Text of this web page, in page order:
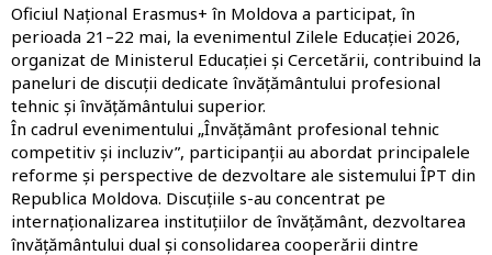
Oficiul Național Erasmus+ în Moldova a participat, în
perioada 21–22 mai, la evenimentul Zilele Educației 2026,
organizat de Ministerul Educației și Cercetării, contribuind la
paneluri de discuții dedicate învățământului profesional
tehnic și învățământului superior.
În cadrul evenimentului „Învățământ profesional tehnic
competitiv și incluziv”, participanții au abordat principalele
reforme și perspective de dezvoltare ale sistemului ÎPT din
Republica Moldova. Discuțiile s-au concentrat pe
internaționalizarea instituțiilor de învățământ, dezvoltarea
învățământului dual și consolidarea cooperării dintre